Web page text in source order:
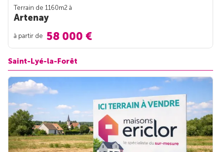
Terrain de 1160m2 à
Artenay
à partir de 58 000 €
Saint-Lyé-la-Forêt